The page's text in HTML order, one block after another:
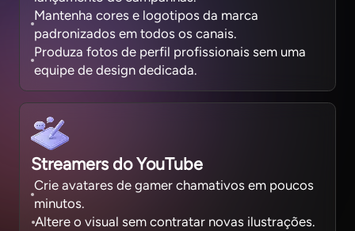
Mantenha cores e logotipos da marca
padronizados em todos os canais.
Produza fotos de perfil profissionais sem uma
equipe de design dedicada.
Streamers do YouTube
Crie avatares de gamer chamativos em poucos
minutos.
Altere o visual sem contratar novas ilustrações.